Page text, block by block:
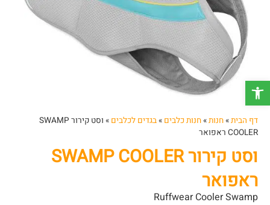
פתח סרגל נגישות
דף הבית»חנות»חנות כלבים »בגדים לכלבים »
וסט קירור SWAMP
COOLER ראפואר
וסט קירור SWAMP COOLER
ראפואר
Ruffwear Cooler Swamp